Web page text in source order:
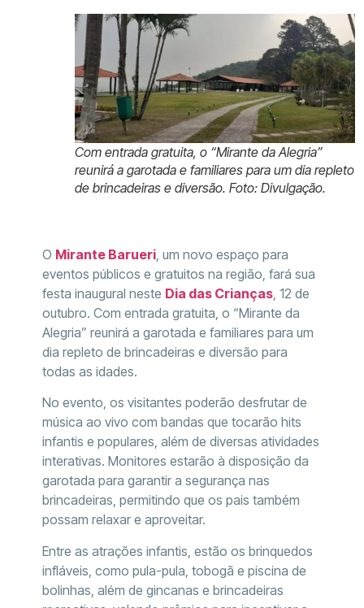
Com entrada gratuita, o “Mirante da Alegria”
reunirá a garotada e familiares para um dia repleto
de brincadeiras e diversão. Foto: Divulgação.
O Mirante Barueri, um novo espaço para
eventos públicos e gratuitos na região, fará sua
festa inaugural neste Dia das Crianças, 12 de
outubro. Com entrada gratuita, o “Mirante da
Alegria” reunirá a garotada e familiares para um
dia repleto de brincadeiras e diversão para
todas as idades.
No evento, os visitantes poderão desfrutar de
música ao vivo com bandas que tocarão hits
infantis e populares, além de diversas atividades
interativas. Monitores estarão à disposição da
garotada para garantir a segurança nas
brincadeiras, permitindo que os pais também
possam relaxar e aproveitar.
Entre as atrações infantis, estão os brinquedos
infláveis, como pula-pula, tobogã e piscina de
bolinhas, além de gincanas e brincadeiras